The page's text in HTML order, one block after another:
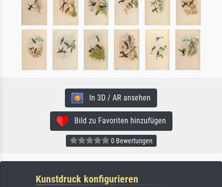
In 3D / AR ansehen
Bild zu Favoriten hinzufügen
0 Bewertungen
Kunstdruck konfigurieren